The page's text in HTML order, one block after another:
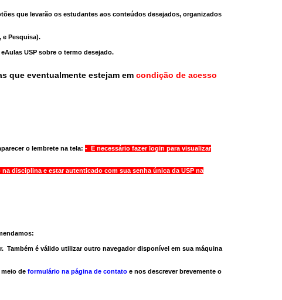
que levarão os estudantes aos conteúdos desejados, organizados
e Pesquisa).
USP sobre o termo desejado.
que eventualmente estejam em condição de acesso
o lembrete na tela: - É necessário fazer login para visualizar
disciplina e estar autenticado com sua senha única da USP na
Também é válido utilizar outro navegadordisponível em sua máquina
de formulário na página de contato e nos descrever brevemente o